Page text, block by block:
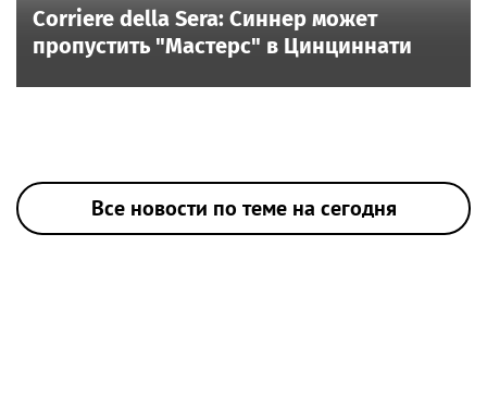
Corriere della Sera: Синнер может
пропустить "Мастерс" в Цинциннати
Все новости по теме на сегодня